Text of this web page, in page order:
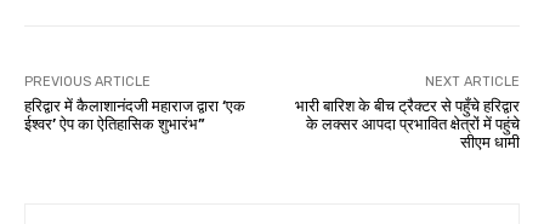
PREVIOUS ARTICLE
हरिद्वार में कैलाशानंदजी महाराज द्वारा ‘एक
ईश्वर’ ऐप का ऐतिहासिक शुभारंभ”
NEXT ARTICLE
भारी बारिश के बीच ट्रैक्टर से पहुँचे हरिद्वार
के लक्सर आपदा प्रभावित क्षेत्रों में पहुंचे
सीएम धामी